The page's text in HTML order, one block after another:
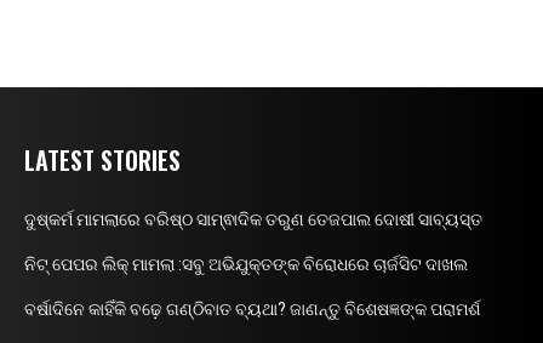
LATEST STORIES
ଦୁଷ୍କର୍ମ ମାମଲାରେ ବରିଷ୍ଠ ସାମ୍ଵାଦିକ ତରୁଣ ତେଜପାଲ ଦୋଷୀ ସାବ୍ୟସ୍ତ
ନିଟ୍ ପେପର ଲିକ୍ ମାମଲା :ସବୁ ଅଭିଯୁକ୍ତଙ୍କ ବିରୋଧରେ ଚାର୍ଜସିଟ ଦାଖଲ
ବର୍ଷାଦିନେ କାହିଁକି ବଢ଼େ ଗଣ୍ଠିବାତ ବ୍ୟଥା? ଜାଣନ୍ତୁ ବିଶେଷଜ୍ଞଙ୍କ ପରାମର୍ଶ